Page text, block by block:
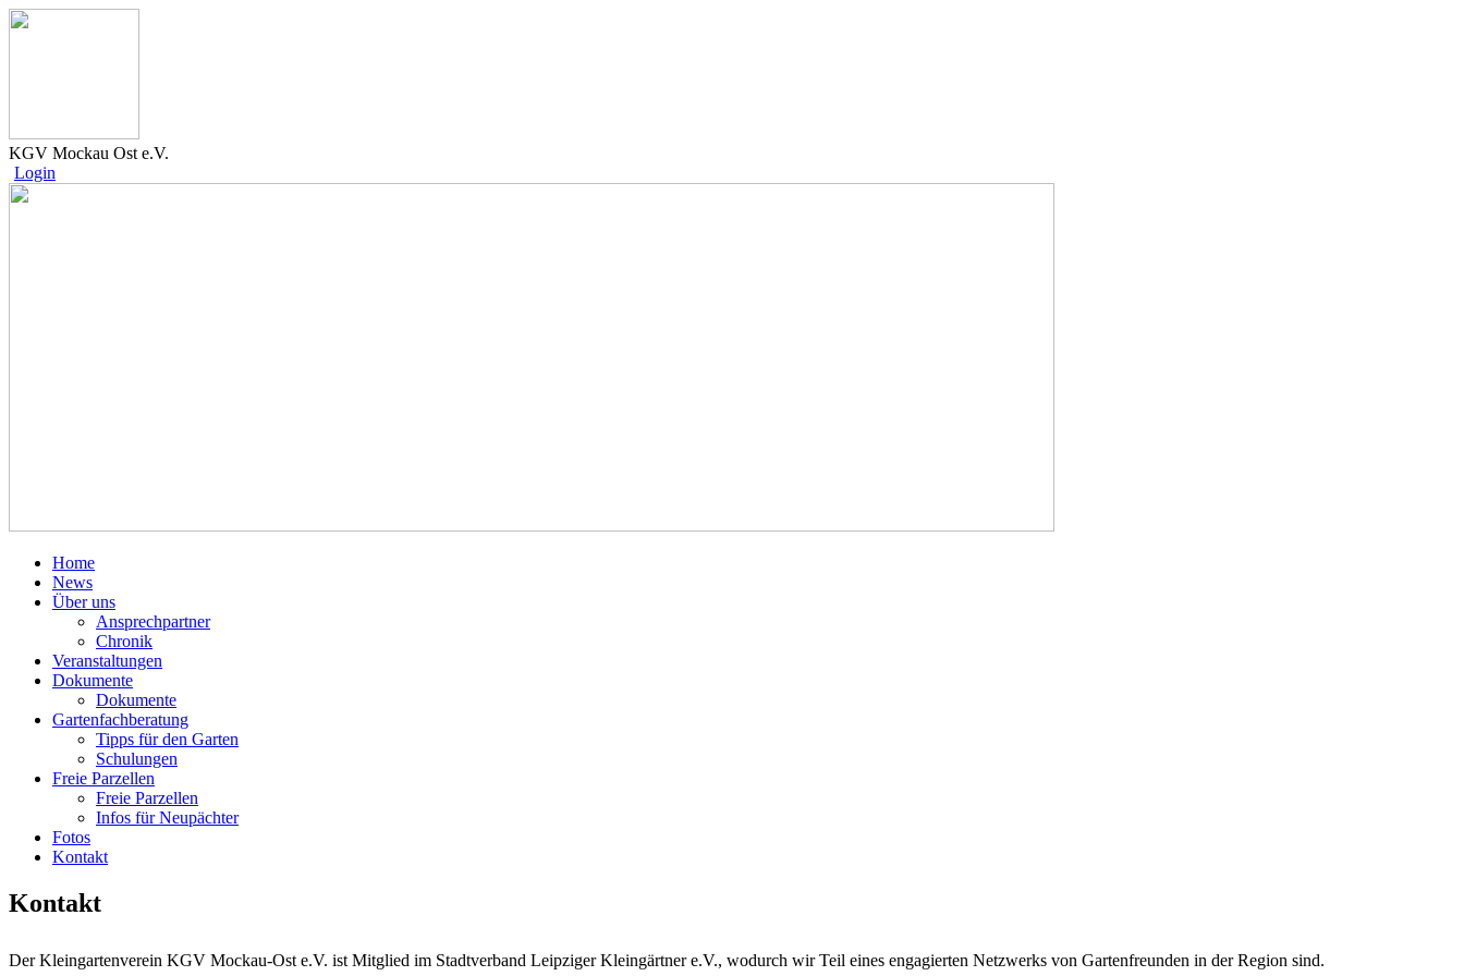
KGV Mockau Ost e.V.
Login
Home
News
Über uns
Ansprechpartner
Chronik
Veranstaltungen
Dokumente
Dokumente
Gartenfachberatung
Tipps für den Garten
Schulungen
Freie Parzellen
Freie Parzellen
Infos für Neupächter
Fotos
Kontakt
Kontakt
Der Kleingartenverein KGV Mockau-Ost e.V. ist Mitglied im Stadtverband Leipziger Kleingärtner e.V., wodurch wir Teil eines engagierten Netzwerks von Gartenfreunden in der Region sind.